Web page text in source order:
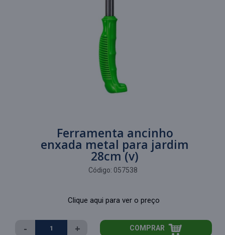
Ferramenta ancinho
enxada metal para jardim
28cm (v)
Código: 057538
Clique aqui para ver o preço
- + COMPRAR